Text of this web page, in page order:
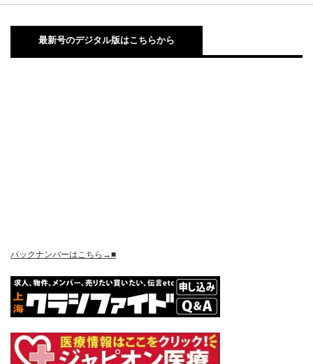
最新号のデジタル版はこちらから
バックナンバーはこちら→■